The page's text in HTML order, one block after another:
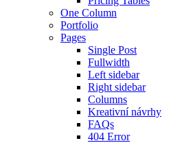
One Column
Portfolio
Pages
Single Post
Fullwidth
Left sidebar
Right sidebar
Columns
Kreativní návrhy
FAQs
404 Error